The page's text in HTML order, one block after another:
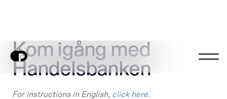
Kom igång med
Handelsbanken
For instructions in English, click here.